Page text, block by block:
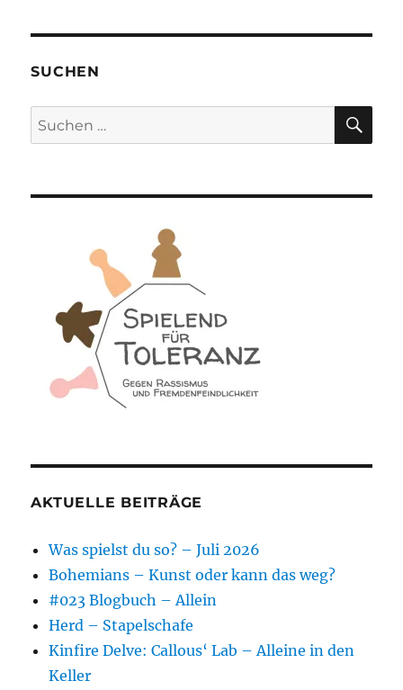
SUCHEN
Suchen
nach:
AKTUELLE BEITRÄGE
Was spielst du so? – Juli 2026
Bohemians – Kunst oder kann das weg?
#023 Blogbuch – Allein
Herd – Stapelschafe
Kinfire Delve: Callous‘ Lab – Alleine in den
Keller